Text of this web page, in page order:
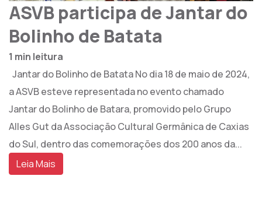
ASVB participa de Jantar do
Bolinho de Batata
1 min leitura
Jantar do Bolinho de Batata No dia 18 de maio de 2024,
a ASVB esteve representada no evento chamado
Jantar do Bolinho de Batara, promovido pelo Grupo
Alles Gut da Associação Cultural Germânica de Caxias
do Sul, dentro das comemorações dos 200 anos da...
Leia Mais